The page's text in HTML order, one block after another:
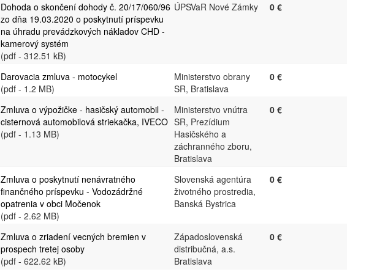
Dohoda o skončení dohody č. 20/17/060/96
zo dňa 19.03.2020 o poskytnutí príspevku
na úhradu prevádzkových nákladov CHD -
kamerový systém
(pdf - 312.51 kB)
ÚPSVaR Nové Zámky 0 €
Darovacia zmluva - motocykel
(pdf - 1.2 MB)
Ministerstvo obrany
SR, Bratislava
0 €
Zmluva o výpožičke - hasičský automobil -
cisternová automobilová striekačka, IVECO
(pdf - 1.13 MB)
Ministerstvo vnútra
SR, Prezídium
Hasičského a
záchranného zboru,
Bratislava
0 €
Zmluva o poskytnutí nenávratného
finančného príspevku - Vodozádržné
opatrenia v obci Močenok
(pdf - 2.62 MB)
Slovenská agentúra
životného prostredia,
Banská Bystrica
0 €
Zmluva o zriadení vecných bremien v
prospech tretej osoby
(pdf - 622.62 kB)
Západoslovenská
distribučná, a.s.
Bratislava
0 €